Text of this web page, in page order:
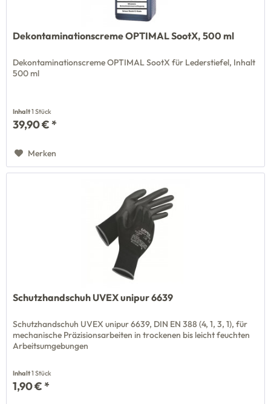
Dekontaminationscreme OPTIMAL SootX, 500 ml
Dekontaminationscreme OPTIMAL SootX für Lederstiefel, Inhalt
500 ml
Inhalt1 Stück
39,90 € *
Merken
Schutzhandschuh UVEX unipur 6639
Schutzhandschuh UVEX unipur 6639, DIN EN 388 (4, 1, 3, 1), für
mechanische Präzisionsarbeiten in trockenen bis leicht feuchten
Arbeitsumgebungen
Inhalt1 Stück
1,90 € *